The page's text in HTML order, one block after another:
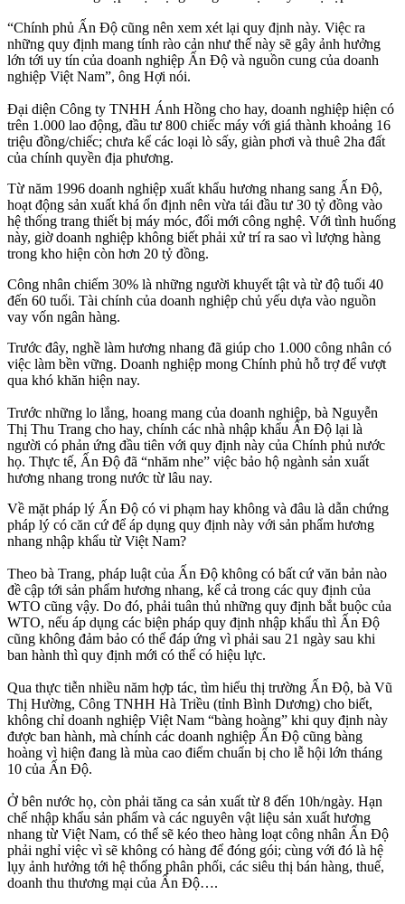
“Chính phủ Ấn Độ cũng nên xem xét lại quy định này. Việc ra
những quy định mang tính rào cản như thế này sẽ gây ảnh hưởng
lớn tới uy tín của doanh nghiệp Ấn Độ và nguồn cung của doanh
nghiệp Việt Nam”, ông Hợi nói.
Đại diện Công ty TNHH Ánh Hồng cho hay, doanh nghiệp hiện có
trên 1.000 lao động, đầu tư 800 chiếc máy với giá thành khoảng 16
triệu đồng/chiếc; chưa kể các loại lò sấy, giàn phơi và thuê 2ha đất
của chính quyền địa phương.
Từ năm 1996 doanh nghiệp xuất khẩu hương nhang sang Ấn Độ,
hoạt động sản xuất khá ổn định nên vừa tái đầu tư 30 tỷ đồng vào
hệ thống trang thiết bị máy móc, đổi mới công nghệ. Với tình huống
này, giờ doanh nghiệp không biết phải xử trí ra sao vì lượng hàng
trong kho hiện còn hơn 20 tỷ đồng.
Công nhân chiếm 30% là những người khuyết tật và từ độ tuổi 40
đến 60 tuổi. Tài chính của doanh nghiệp chủ yếu dựa vào nguồn
vay vốn ngân hàng.
Trước đây, nghề làm hương nhang đã giúp cho 1.000 công nhân có
việc làm bền vững. Doanh nghiệp mong Chính phủ hỗ trợ để vượt
qua khó khăn hiện nay.
Trước những lo lắng, hoang mang của doanh nghiệp, bà Nguyễn
Thị Thu Trang cho hay, chính các nhà nhập khẩu Ấn Độ lại là
người có phản ứng đầu tiên với quy định này của Chính phủ nước
họ. Thực tế, Ấn Độ đã “nhăm nhe” việc bảo hộ ngành sản xuất
hương nhang trong nước từ lâu nay.
Về mặt pháp lý Ấn Độ có vi phạm hay không và đâu là dẫn chứng
pháp lý có căn cứ để áp dụng quy định này với sản phẩm hương
nhang nhập khẩu từ Việt Nam?
Theo bà Trang, pháp luật của Ấn Độ không có bất cứ văn bản nào
đề cập tới sản phẩm hương nhang, kể cả trong các quy định của
WTO cũng vậy. Do đó, phải tuân thủ những quy định bắt buộc của
WTO, nếu áp dụng các biện pháp quy định nhập khẩu thì Ấn Độ
cũng không đảm bảo có thể đáp ứng vì phải sau 21 ngày sau khi
ban hành thì quy định mới có thể có hiệu lực.
Qua thực tiễn nhiều năm hợp tác, tìm hiểu thị trường Ấn Độ, bà Vũ
Thị Hường, Công TNHH Hà Triều (tỉnh Bình Dương) cho biết,
không chỉ doanh nghiệp Việt Nam “bàng hoàng” khi quy định này
được ban hành, mà chính các doanh nghiệp Ấn Độ cũng bàng
hoàng vì hiện đang là mùa cao điểm chuẩn bị cho lễ hội lớn tháng
10 của Ấn Độ.
Ở bên nước họ, còn phải tăng ca sản xuất từ 8 đến 10h/ngày. Hạn
chế nhập khẩu sản phẩm và các nguyên vật liệu sản xuất hương
nhang từ Việt Nam, có thể sẽ kéo theo hàng loạt công nhân Ấn Độ
phải nghỉ việc vì sẽ không có hàng để đóng gói; cùng với đó là hệ
lụy ảnh hưởng tới hệ thống phân phối, các siêu thị bán hàng, thuế,
doanh thu thương mại của Ấn Độ….